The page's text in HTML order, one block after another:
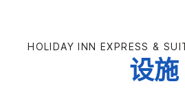
HOLIDAY INN EXPRESS &
设施